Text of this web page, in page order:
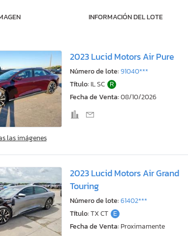
INFORMACIÓN DEL LOTE
las imágenes
2023 Lucid Motors Air Pure
Número de lote:91040***
Título: IL SC R
Fecha de Venta:08/10/2026
2023 Lucid Motors Air Grand
Touring
Número de lote:61402***
Título:TX CT E
Fecha de Venta: Proximamente